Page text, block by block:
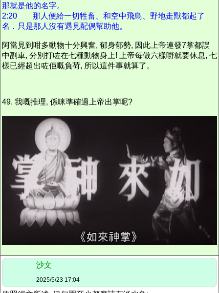
那就是他的名字。
2:20 那人便給一切牲畜、和空中飛鳥、野地走獸都起了
名．只是那人沒有遇見配偶幫助他。
阿當見到咁多動物十分興奮, 郁身郁勢, 因此上帝連發7掌都誤
中副車, 分別 打咗在七種動物身上! 上帝每做六樣嘢就要休息, 七
樣已經超出咗佢嘅負荷, 所以這件事就算了。
49. 我嘅推理, 係咪準確過上帝出掌呢?
沙文
2025/5/23 17:04